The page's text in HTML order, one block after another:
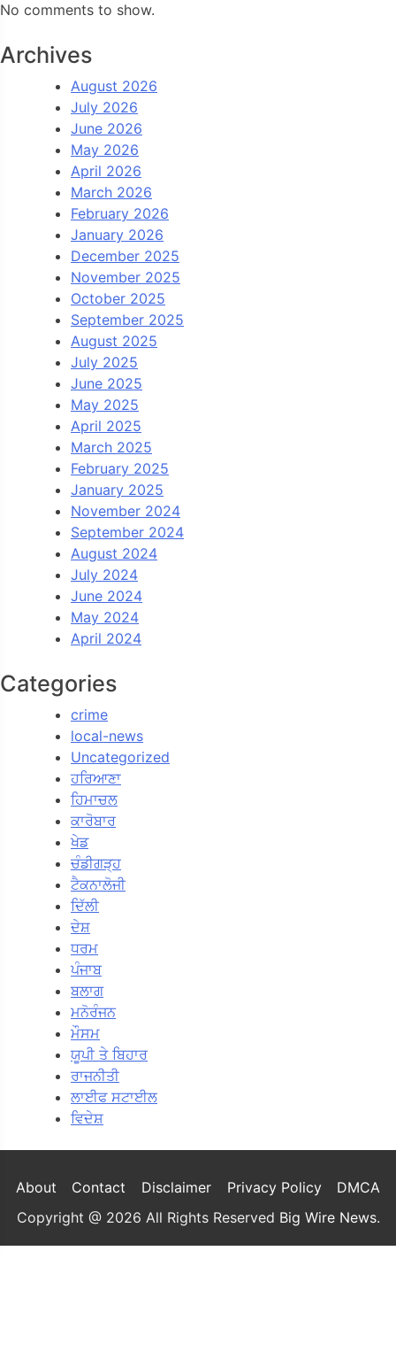
No comments to show.
Archives
August 2026
July 2026
June 2026
May 2026
April 2026
March 2026
February 2026
January 2026
December 2025
November 2025
October 2025
September 2025
August 2025
July 2025
June 2025
May 2025
April 2025
March 2025
February 2025
January 2025
November 2024
September 2024
August 2024
July 2024
June 2024
May 2024
April 2024
Categories
crime
local-news
Uncategorized
ਹਰਿਆਣਾ
ਹਿਮਾਚਲ
ਕਾਰੋਬਾਰ
ਖੇਡ
ਚੰਡੀਗੜ੍ਹ
ਟੈਕਨਾਲੋਜੀ
ਦਿੱਲੀ
ਦੇਸ਼
ਧਰਮ
ਪੰਜਾਬ
ਬਲਾਗ
ਮਨੋਰੰਜਨ
ਮੌਸਮ
ਯੂਪੀ ਤੇ ਬਿਹਾਰ
ਰਾਜਨੀਤੀ
ਲਾਈਫ ਸਟਾਈਲ
ਵਿਦੇਸ਼
About Contact Disclaimer Privacy Policy
DMCA
Copyright @ 2026 All Rights Reserved Big Wire News.